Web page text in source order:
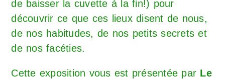
de baisser la cuvette à la fin!) pour
découvrir ce que ces lieux disent de nous,
de nos habitudes, de nos petits secrets et
de nos facéties.
Cette exposition vous est présentée par Le